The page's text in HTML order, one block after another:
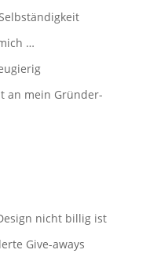
…
an mein Gründer-
nicht billig ist
Give-aways